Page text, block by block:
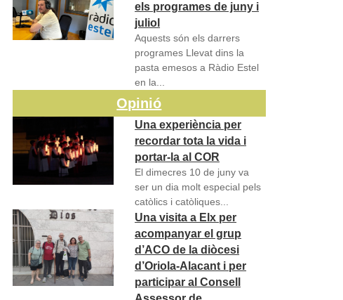
els programes de juny i
juliol
Aquests són els darrers
programes Llevat dins la
pasta emesos a Ràdio Estel
en la...
Opinió
Una experiència per
recordar tota la vida i
portar-la al COR
El dimecres 10 de juny va
ser un dia molt especial pels
catòlics i catòliques...
Una visita a Elx per
acompanyar el grup
d’ACO de la diòcesi
d’Oriola-Alacant i per
participar al Consell